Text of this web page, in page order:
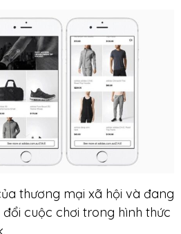
thương mại xã hội và đang
cuộc chơi trong hình thức